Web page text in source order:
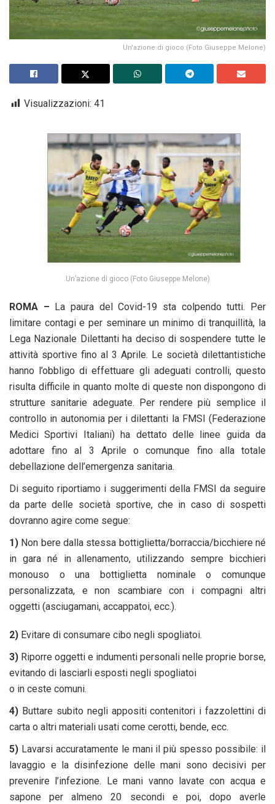
Un'azione di gioco (Foto Giuseppe Melone)
Visualizzazioni: 41
Un’azione di gioco (Foto Giuseppe Melone)
ROMA – La paura del Covid-19 sta colpendo tutti. Per
limitare contagi e per seminare un minimo di tranquillità, la
Lega Nazionale Dilettanti ha deciso di sospendere tutte le
attività sportive fino al 3 Aprile. Le società dilettantistiche
hanno l’obbligo di effettuare gli adeguati controlli, questo
risulta difficile in quanto molte di queste non dispongono di
strutture sanitarie adeguate. Per rendere più semplice il
controllo in autonomia per i dilettanti la FMSI (Federazione
Medici Sportivi Italiani) ha dettato delle linee guida da
adottare fino al 3 Aprile o comunque fino alla totale
debellazione dell’emergenza sanitaria.
Di seguito riportiamo i suggerimenti della FMSI da seguire
da parte delle società sportive, che in caso di sospetti
dovranno agire come segue:
1) Non bere dalla stessa bottiglietta/borraccia/bicchiere né
in gara né in allenamento, utilizzando sempre bicchieri
monouso o una bottiglietta nominale o comunque
personalizzata, e non scambiare con i compagni altri
oggetti (asciugamani, accappatoi, ecc.).
2) Evitare di consumare cibo negli spogliatoi.
3) Riporre oggetti e indumenti personali nelle proprie borse,
evitando di lasciarli esposti negli spogliatoi
o in ceste comuni.
4) Buttare subito negli appositi contenitori i fazzolettini di
carta o altri materiali usati come cerotti, bende, ecc.
5) Lavarsi accuratamente le mani il più spesso possibile: il
lavaggio e la disinfezione delle mani sono decisivi per
prevenire l’infezione. Le mani vanno lavate con acqua e
sapone per almeno 20 secondi e poi, dopo averle